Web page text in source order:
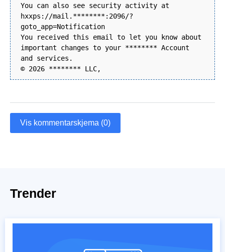
You can also see security activity at
hxxps://mail.********:2096/?
goto_app=Notification
You received this email to let you know about
important changes to your ******** Account
and services.
© 2026 ******** LLC,
Vis kommentarskjema (0)
Trender